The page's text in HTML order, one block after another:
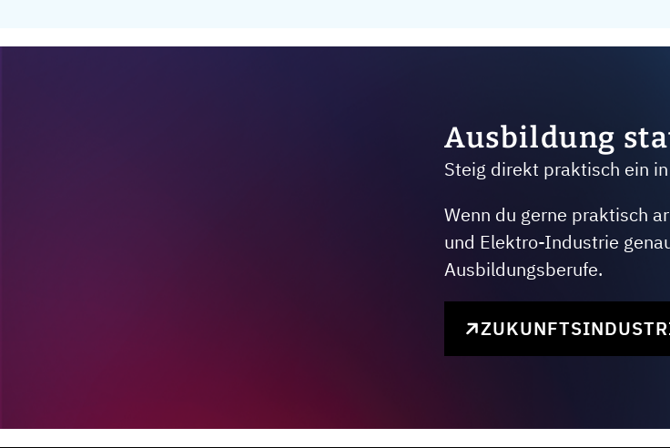
Ausbildung
Steig direkt praktisch ein
Wenn du gerne praktisch
und Elektro-Industrie
Ausbildungsberufe.